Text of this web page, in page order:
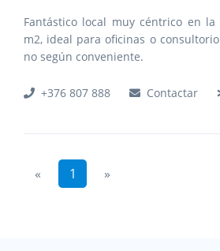
Fantástico local muy céntrico en la
m2, ideal para oficinas o
no según conveniente.
+376 807 888 Contactar
« Previous
1 »